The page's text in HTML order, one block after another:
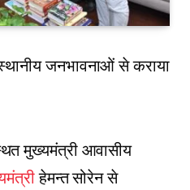
जनभावनाओं से कराया
मुख्यमंत्री आवासीय
हेमन्त सोरेन से